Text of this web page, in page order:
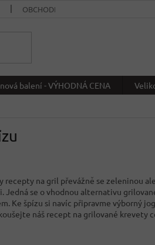
OBCHODNÍ PODMÍNKY
balení - VÝHODNÁ CENA
na gril převážně se zeleninou
Jedná se o vhodnou alternativu
Ke špízu si navíc připravme výborný
náš recept na grilované krevety